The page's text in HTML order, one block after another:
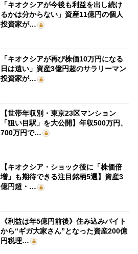
「キオクシアが今後も利益を出し続け
るかは分からない」資産11億円の個人
投資家が…
「キオクシアが再び株価10万円になる
日は遠い」資産3億円超のサラリーマン
投資家が…
【世帯年収別・東京23区マンション
「狙い目駅」を大公開】年収500万円、
700万円で…
【キオクシア・ショック後に「株価倍
増」も期待できる注目銘柄5選】資産3
億円超・…
《利益は年5億円前後》住み込みバイト
から“ギガ大家さん”となった資産200億
円税理…